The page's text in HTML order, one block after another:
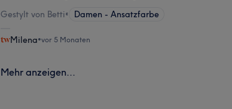
Gestylt von Betti• Damen - Ansatzfarbe
Milena•vor 5 Monaten
Mehr anzeigen...